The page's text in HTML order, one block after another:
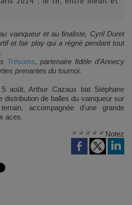
et fair play qui a régné pendant tout
Trésoms, partenaire fidèle d’Annecy
prenantes du tournoi.
août, Arthur Cazaux bat Stéphane
distribution de balles du vainqueur sur
accompagnée d’une grande
aces.
Notez